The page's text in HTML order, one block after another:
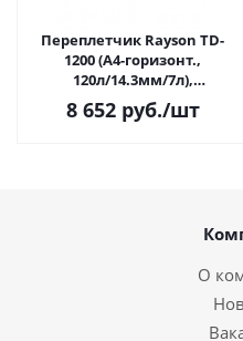
Переплетчик Rayson TD-
1200 (А4-горизонт.,
120л/14.3мм/7л),
металл.пружины
8 652руб./шт
О